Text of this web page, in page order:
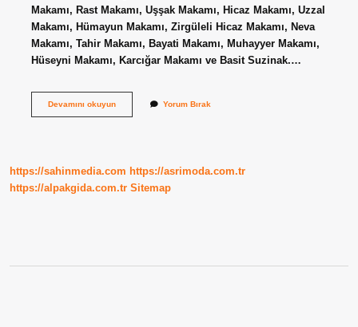
Makamı, Rast Makamı, Uşşak Makamı, Hicaz Makamı, Uzzal
Makamı, Hümayun Makamı, Zirgüleli Hicaz Makamı, Neva
Makamı, Tahir Makamı, Bayati Makamı, Muhayyer Makamı,
Hüseyni Makamı, Karcığar Makamı ve Basit Suzinak.…
Devamını okuyunTürk
Yorum Bırak
https://sahinmedia.com https://asrimoda.com.tr
https://alpakgida.com.tr Sitemap